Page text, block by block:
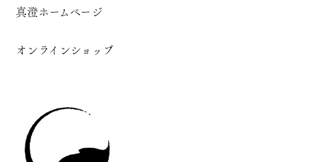
真澄ホームページ
オンラインショップ